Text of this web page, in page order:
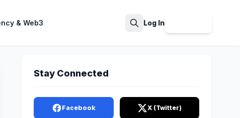
& Web3 Log In
Stay Connected
Facebook X (Twitter)